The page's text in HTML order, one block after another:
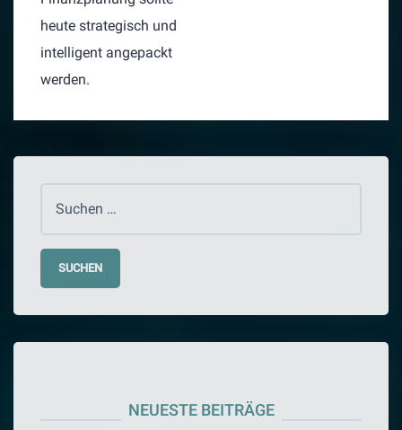
heute strategisch und
intelligent angepackt
werden.
NEUESTE BEITRÄGE